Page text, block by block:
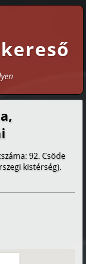
92. Csöde
kistérség).